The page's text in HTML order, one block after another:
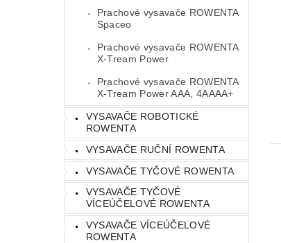
Prachové vysavače ROWENTA
Spaceo
Prachové vysavače ROWENTA
X-Tream Power
Prachové vysavače ROWENTA
X-Tream Power AAA, 4AAAA+
VYSAVAČE ROBOTICKÉ
ROWENTA
VYSAVAČE RUČNÍ ROWENTA
VYSAVAČE TYČOVÉ ROWENTA
VYSAVAČE TYČOVÉ
VÍCEÚČELOVÉ ROWENTA
VYSAVAČE VÍCEÚČELOVÉ
ROWENTA